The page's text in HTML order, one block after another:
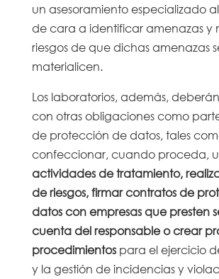
un asesoramiento especializado
de cara a identificar amenazas y
riesgos de que dichas amenazas
materialicen.
Los laboratorios, además,
con otras obligaciones como
de protección de datos, tales
confeccionar, cuando proceda,
actividades de tratamiento,
de riesgos, firmar contratos de
datos con empresas que presten
cuenta del responsable o crear
procedimientospara el ejercicio
y la gestión de incidencias y